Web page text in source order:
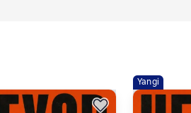
Yangi